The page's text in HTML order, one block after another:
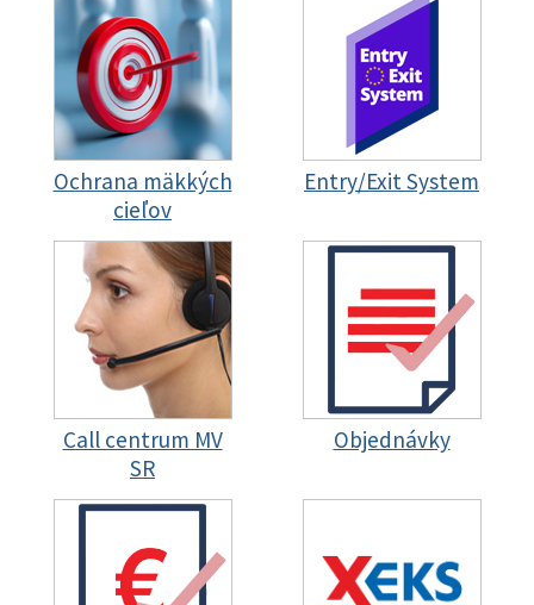
Ochrana mäkkých
cieľov
Entry/Exit System
Call centrum MV
SR
Objednávky